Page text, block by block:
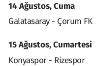
14 Ağustos, Cuma
Galatasaray - Çorum FK
15 Ağustos, Cumartesi
Konyaspor - Rizespor